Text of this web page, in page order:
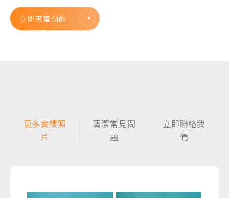
立即來電預約
更多實績照
片
清潔常見問
題
立即聯絡我
們